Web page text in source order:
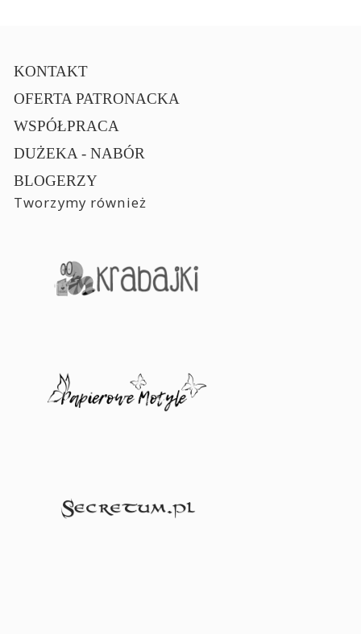
KONTAKT
OFERTA PATRONACKA
WSPÓŁPRACA
DUŻEKA - NABÓR
BLOGERZY
Tworzymy również